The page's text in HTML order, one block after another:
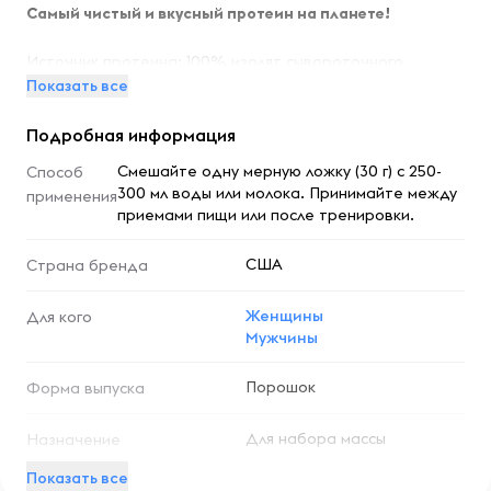
Самый чистый и вкусный протеин на планете!
Источник протеина: 100% изолят сывороточного
протеина
Без добавления протеина
Сыворотка без ионного обмена
Сыворотка, не обработанная кислотой
Не содержит сои и глютена
Протеин полного
изолят сывороточного
28,74 г — 25 г
полноценного белка
белка, полученного исключительно из изолята
сывороточного протеина. Эта добавка не содержит
других белков более низкого качества.
Показать все
Подробная информация
Способ
применения
Смешайте одну мерную ложку (30 г) с 250-
300 мл воды или молока. Принимайте между
приемами пищи или после тренировки.
Страна бренда США
Для кого
Женщины
Мужчины
Форма выпуска Порошок
Назначение
Для набора массы
Показать все